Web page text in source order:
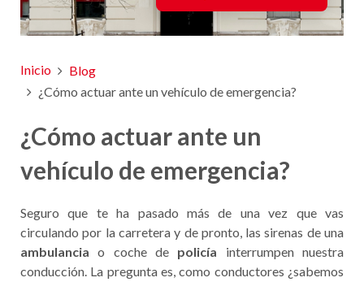
Inicio
Blog
¿Cómo actuar ante un vehículo de emergencia?
¿Cómo actuar ante un
vehículo de emergencia?
Seguro que te ha pasado más de una vez que vas
circulando por la carretera y de pronto, las sirenas de una
ambulancia o coche de policía interrumpen nuestra
conducción. La pregunta es, como conductores ¿sabemos